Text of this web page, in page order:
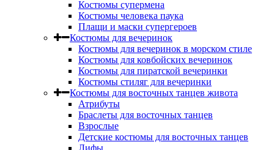
Костюмы супермена
Костюмы человека паука
Плащи и маски супергероев
Костюмы для вечеринок
Костюмы для вечеринок в морском стиле
Костюмы для ковбойских вечеринок
Костюмы для пиратской вечеринки
Костюмы стиляг для вечеринки
Костюмы для восточных танцев живота
Атрибуты
Браслеты для восточных танцев
Взрослые
Детские костюмы для восточных танцев
Лифы